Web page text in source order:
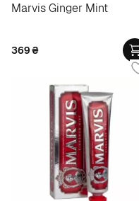
Marvis Ginger Mint
369₴